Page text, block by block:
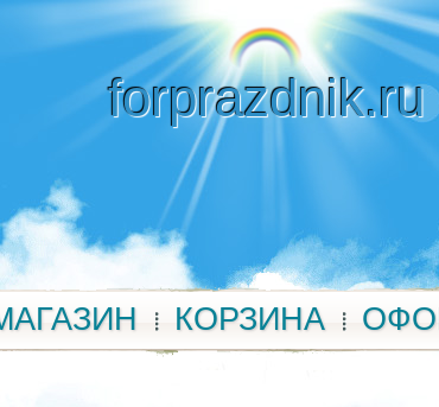
forprazdnik.ru
КОРЗИНА